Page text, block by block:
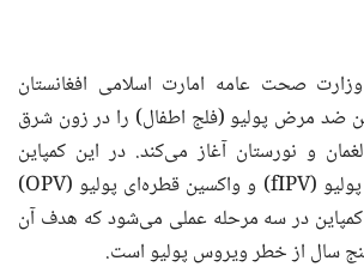
صحت عامه امارت اسلامی افغانستان
ضد مرض پولیو (فلج اطفال) را در زون شرق
و نورستان آغاز می‌کند. در این کمپاین
واکسین جزوی زرقی پولیو (fIPV) و واکسین قطره‌ای پولیو (OPV)
در سه مرحله عملی می‌شود که هدف آن
سال از خطر ویروس پولیو است.